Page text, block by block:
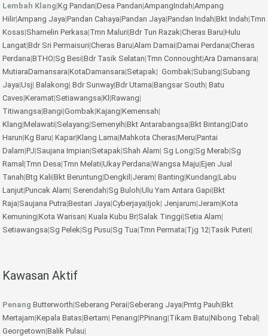
Lembah Klang|Kg Pandan|Desa Pandan|AmpangIndah|Ampang
Hilir|Ampang Jaya|Pandan Cahaya|Pandan Jaya|Pandan Indah|Bkt Indah|Tmn
Kosas|Shamelin Perkasa|Tmn Maluri|Bdr Tun Razak|Cheras Baru|Hulu
Langat|Bdr Sri Permaisuri|Cheras Baru|Alam Damai|Damai Perdana|Cheras
Perdana|BTHO|Sg Besi|Bdr Tasik Selatan|Tmn Connought|Ara Damansara|
MutiaraDamansara|KotaDamansara|Setapak| Gombak|Subang|Subang
Jaya|Usj| Balakong| Bdr Sunway|Bdr Utama|Bangsar South| Batu
Caves|Keramat|Setiawangsa|Kl |Rawang|
Titiwangsa|Bangi|Gombak|Kajang|Kemensah|
Klang|Melawati|Selayang|Semenyih|Bkt Antarabangsa|Bkt Bintang|Dato
Harun|Kg Baru| Kapar|Klang Lama|Mahkota Cheras|Meru|Pantai
Dalam|PJ|Saujana Impian|Setapak|Shah Alam| Sg Long|Sg Merab|Sg
Ramal |Tmn Desa|Tmn Melati|Ukay Perdana|Wangsa Maju|Ejen Jual
Tanah|Btg Kali|Bkt Beruntung|Dengkil |Jeram| Banting|Kundang|Labu
Lanjut|Puncak Alam| Serendah|Sg Buloh|Ulu Yam Antara Gapi|Bkt
Raja|Saujana Putra|Bestari Jaya|Cyberjaya|Ijok| Jenjarum|Jeram|Kota
Kemuning|Kota Warisan| Kuala Kubu Br|Salak Tinggi|Setia Alam|
Setiawangsa|Sg Pelek|Sg Pusu|Sg Tua|Tmn Permata|Tjg 12|Tasik Puteri|
Kawasan Aktif
Penang Butterworth|Seberang Perai|Seberang Jaya|Pmtg Pauh|Bkt
Mertajam|Kepala Batas|Bertam| Penang|P.Pinang|Tikam Batu|Nibong Tebal |
Georgetown|Balik Pulau|